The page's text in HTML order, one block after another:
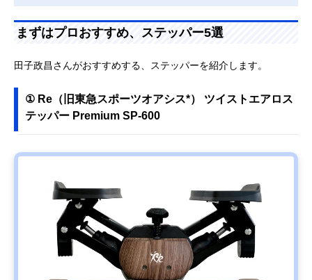
まずはプロおすすめ、ステッパー5選
田子政昌さんがおすすめする、ステッパーを紹介します。
① Re（旧東急スポーツオアシス*） ツイストエアロス
テッパー Premium SP-600